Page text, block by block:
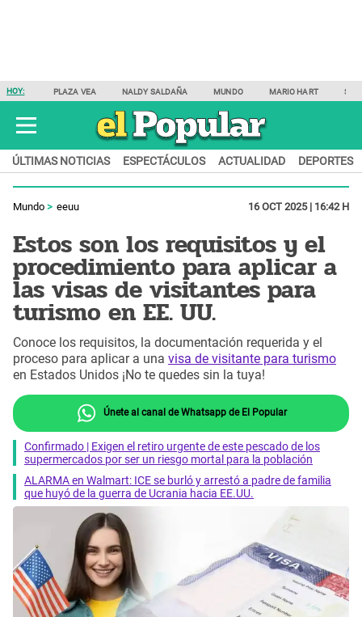
HOY: PLAZA VEA NALDY SALDAÑA MUNDO MARIO HART
ÚLTIMAS NOTICIAS ESPECTÁCULOS ACTUALIDAD DEPORTES
Mundo eeuu 16 OCT 2025 | 16:42 H
Estos son los requisitos y el
procedimiento para aplicar a
las visas de visitantes para
turismo en EE. UU.
Conoce los requisitos, la documentación requerida y el
proceso para aplicar a una visa de visitante para turismo
en Estados Unidos ¡No te quedes sin la tuya!
Únete al canal de Whatsapp de El Popular
Confirmado | Exigen el retiro urgente de este pescado de los
supermercados por ser un riesgo mortal para la población
ALARMA en Walmart: ICE se burló y arrestó a padre de familia
que huyó de la guerra de Ucrania hacia EE.UU.